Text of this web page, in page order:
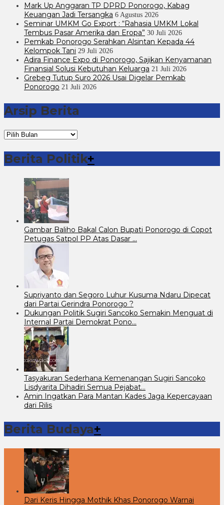
Mark Up Anggaran TP DPRD Ponorogo, Kabag
Keuangan Jadi Tersangka 6 Agustus 2026
Seminar UMKM Go Export : “Rahasia UMKM Lokal
Tembus Pasar Amerika dan Eropa” 30 Juli 2026
Pemkab Ponorogo Serahkan Alsintan Kepada 44
Kelompok Tani 29 Juli 2026
Adira Finance Expo di Ponorogo, Sajikan Kenyamanan
Finansial Solusi Kebutuhan Keluarga 21 Juli 2026
Grebeg Tutup Suro 2026 Usai Digelar Pemkab
Ponorogo 21 Juli 2026
Arsip Berita
Arsip
Berita
Berita Politik+
Gambar Baliho Bakal Calon Bupati Ponorogo di Copot
Petugas Satpol PP Atas Dasar …
Supriyanto dan Segoro Luhur Kusuma Ndaru Dipecat
dari Partai Gerindra Ponorogo ?
Dukungan Politik Sugiri Sancoko Semakin Menguat di
Internal Partai Demokrat Pono…
Tasyakuran Sederhana Kemenangan Sugiri Sancoko
Lisdyarita Dihadiri Semua Pejabat…
Amin Ingatkan Para Mantan Kades Jaga Kepercayaan
dari Rilis
Berita Budaya+
Dari Keris Hingga Mothik Khas Ponorogo Warnai